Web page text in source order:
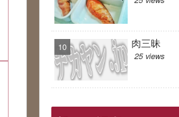
肉三昧
25 views